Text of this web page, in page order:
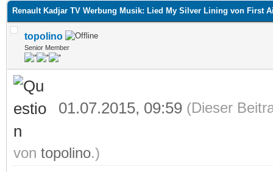
Renault Kadjar TV Werbung Musik: Lied My Silver Lining von First
topolino
Senior Member
01.07.2015, 09:59 (Dieser
von topolino.)